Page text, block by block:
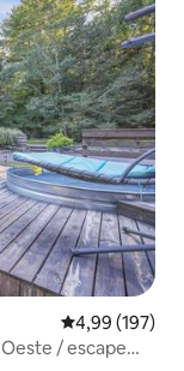
4,99 de uma
4,99 (197)
/ escape